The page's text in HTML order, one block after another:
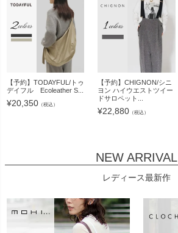
【予約】TODAYFUL/トゥ
デイフル Ecoleather S...
¥20,350 （税込）
【予約】CHIGNON/シニ
ヨン ハイウエストツイー
ドサロペット...
¥22,880 （税込）
NEW ARRIVAL
レディース最新作